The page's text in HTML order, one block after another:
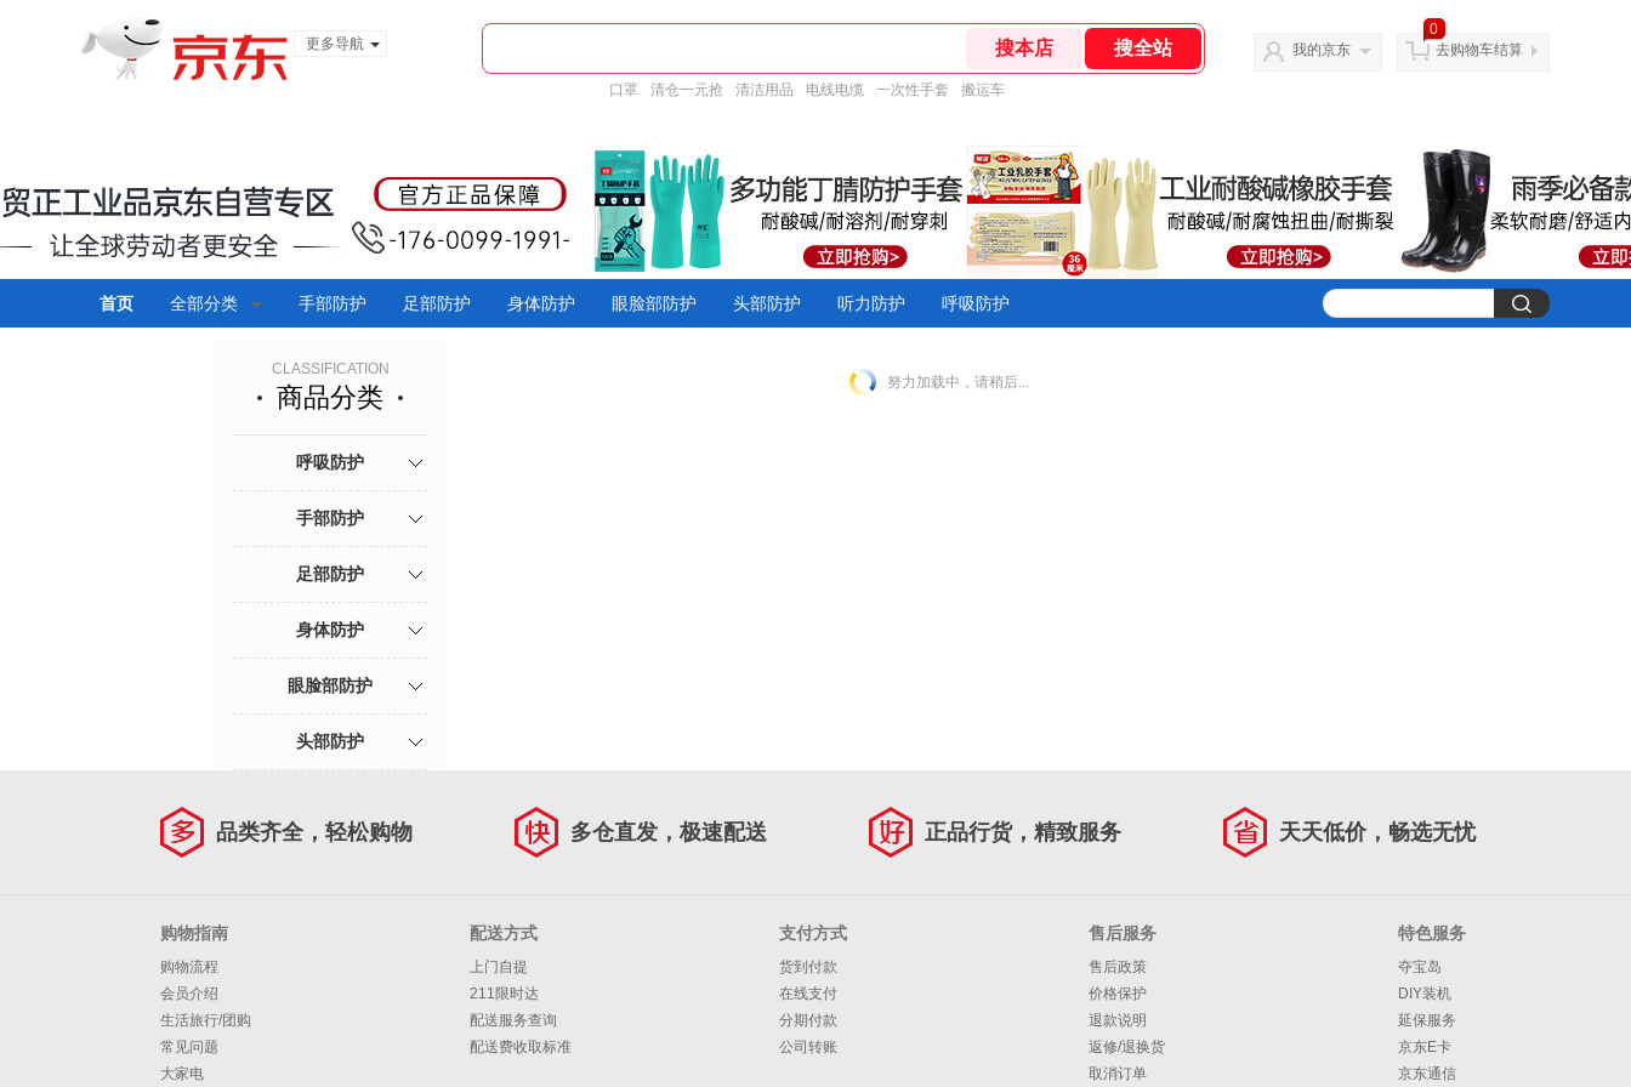
更多导航
口罩 清仓一元抢 清洁用品 电线电缆 一次性手套 搬运车
我的京东
0
去购物车结算
首页 全部分类 手部防护 足部防护 身体防护 眼脸部防护 头部防护 听力防护 呼吸防护
CLASSIFICATION
商品分类
呼吸防护
手部防护
足部防护
身体防护
眼脸部防护
头部防护
努力加载中，请稍后...
品类齐全，轻松购物 多仓直发，极速配送 正品行货，精致服务 天天低价，畅选无忧
购物指南
购物流程
会员介绍
生活旅行/团购
常见问题
大家电
配送方式
上门自提
211限时达
配送服务查询
配送费收取标准
支付方式
货到付款
在线支付
分期付款
公司转账
售后服务
售后政策
价格保护
退款说明
返修/退换货
取消订单
特色服务
夺宝岛
DIY装机
延保服务
京东E卡
京东通信